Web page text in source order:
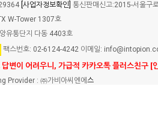
[사업자정보확인] 통신판매신고:2015-서울구
W-Tower 1307호
유통단지 다동 4403호
팩스번호: 02-6124-4242 이메일:
변이 어려우니, 가급적 카카오톡 플러스친구 [
Provider : ㈜가비아씨엔에 스